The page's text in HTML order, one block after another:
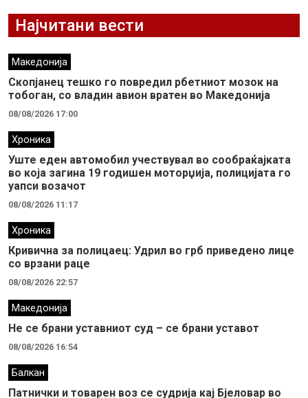
Најчитани вести
Македонија
Скопјанец тешко го повредил рбетниот мозок на
тобоган, со владин авион вратен во Македонија
08/08/2026 17:00
Хроника
Уште еден автомобил учествувал во сообраќајката
во која загина 19 годишен моторџија, полицијата го
уапси возачот
08/08/2026 11:17
Хроника
Кривична за полицаец: Удрил во грб приведено лице
со врзани раце
08/08/2026 22:57
Македонија
Не се брани уставниот суд – се брани уставот
08/08/2026 16:54
Балкан
Патнички и товарен воз се судрија кај Бјеловар во